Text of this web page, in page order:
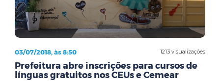
1213 visualizações
03/07/2018, às 8:50
Prefeitura abre inscrições para cursos de
línguas gratuitos nos CEUs e Cemear